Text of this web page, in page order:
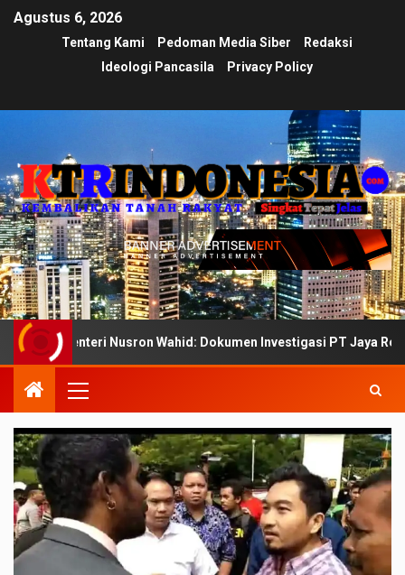
Agustus 6, 2026
Tentang Kami Pedoman Media Siber
Redaksi
Ideologi Pancasila
Privacy Policy
Nusron Wahid: Dokumen Investigasi PT Jaya Real Property